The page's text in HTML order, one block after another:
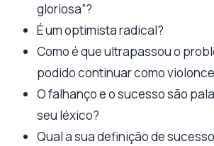
gloriosa”?
É um optimista radical?
Como é que ultrapassou o
podido continuar como
O falhanço e o sucesso são
seu léxico?
Qual a sua definição de